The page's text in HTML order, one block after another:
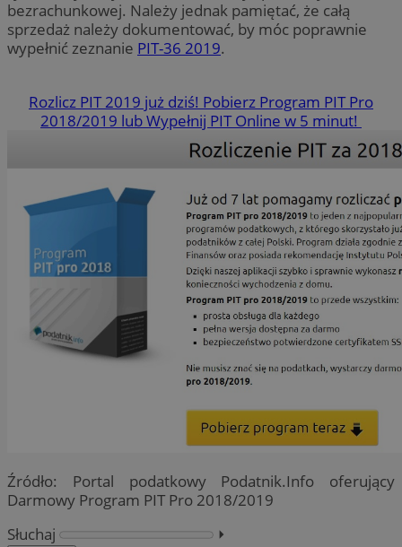
bezrachunkowej. Należy jednak pamiętać, że całą
sprzedaż należy dokumentować, by móc poprawnie
wypełnić zeznanie PIT-36 2019.
Rozlicz PIT 2019 już dziś! Pobierz Program PIT Pro
2018/2019 lub Wypełnij PIT Online w 5 minut!
Źródło: Portal podatkowy Podatnik.Info oferujący
Darmowy Program PIT Pro 2018/2019
Słuchaj
⏵︎